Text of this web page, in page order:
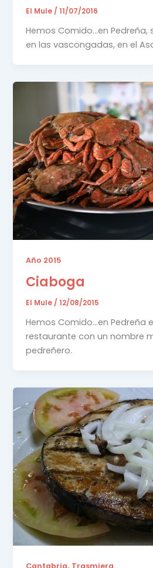
El Mule /11/07/2016
Hemos Comido…en Pedreña,
en las vascongadas, en el
Año 2015
Ciaboga
El Mule/12/08/2015
Hemos Comido…en Pedreña
restaurante con un nombre
pedreñero.